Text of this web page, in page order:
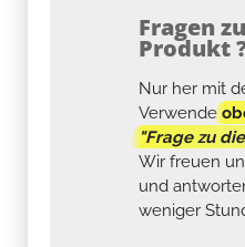
Fragen
Produkt
Nur her mit
Verwende
"Frage zu
Wir freuen
und
weniger